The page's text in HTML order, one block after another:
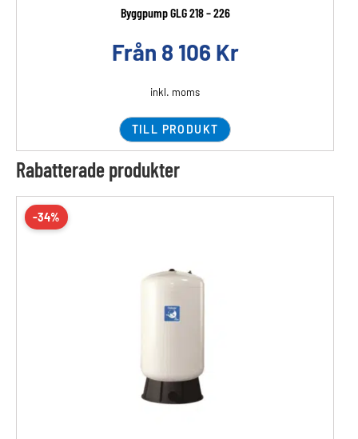
Byggpump GLG 218 – 226
Från 8 106 Kr
inkl. moms
TILL PRODUKT
Rabatterade produkter
-34%